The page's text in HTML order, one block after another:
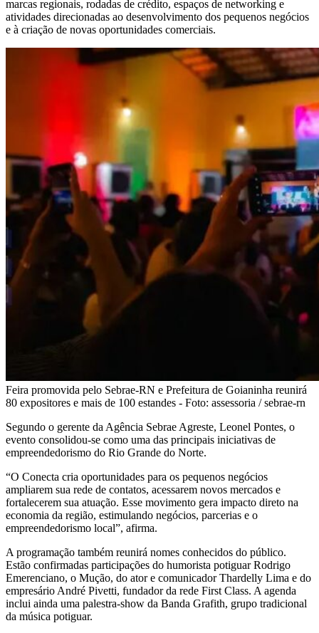
marcas regionais, rodadas de crédito, espaços de networking e
atividades direcionadas ao desenvolvimento dos pequenos negócios
e à criação de novas oportunidades comerciais.
Feira promovida pelo Sebrae-RN e Prefeitura de Goianinha reunirá
80 expositores e mais de 100 estandes - Foto: assessoria / sebrae-rn
Segundo o gerente da Agência Sebrae Agreste, Leonel Pontes, o
evento consolidou-se como uma das principais iniciativas de
empreendedorismo do Rio Grande do Norte.
“O Conecta cria oportunidades para os pequenos negócios
ampliarem sua rede de contatos, acessarem novos mercados e
fortalecerem sua atuação. Esse movimento gera impacto direto na
economia da região, estimulando negócios, parcerias e o
empreendedorismo local”, afirma.
A programação também reunirá nomes conhecidos do público.
Estão confirmadas participações do humorista potiguar Rodrigo
Emerenciano, o Mução, do ator e comunicador Thardelly Lima e do
empresário André Pivetti, fundador da rede First Class. A agenda
inclui ainda uma palestra-show da Banda Grafith, grupo tradicional
da música potiguar.